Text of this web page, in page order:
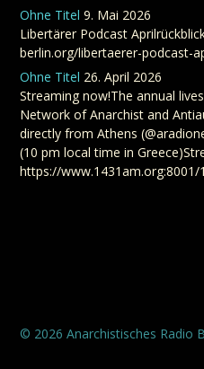
Ohne Titel 9. Mai 2026
Libertärer Podcast
berlin.org/libertaerer-podcast-
Ohne Titel 26. April 2026
Streaming now!The annual
Network of Anarchist and
directly from Athens
(10 pm local time in
https://www.1431am.org:8001/
© 2026 Anarchistisches Radio